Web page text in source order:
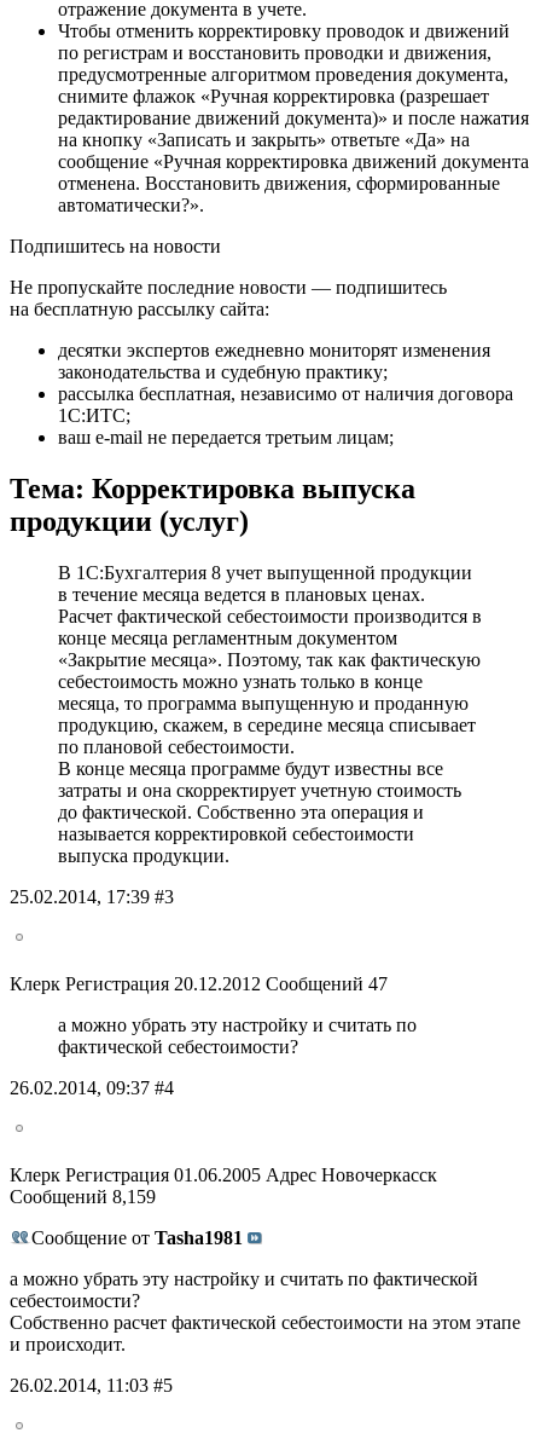
отражение документа в учете.
Чтобы отменить корректировку проводок и движений
по регистрам и восстановить проводки и движения,
предусмотренные алгоритмом проведения документа,
снимите флажок «Ручная корректировка (разрешает
редактирование движений документа)» и после нажатия
на кнопку «Записать и закрыть» ответьте «Да» на
сообщение «Ручная корректировка движений документа
отменена. Восстановить движения, сформированные
автоматически?».
Подпишитесь на новости
Не пропускайте последние новости — подпишитесь
на бесплатную рассылку сайта:
десятки экспертов ежедневно мониторят изменения
законодательства и судебную практику;
рассылка бесплатная, независимо от наличия договора
1С:ИТС;
ваш e-mail не передается третьим лицам;
Тема: Корректировка выпуска
продукции (услуг)
В 1С:Бухгалтерия 8 учет выпущенной продукции
в течение месяца ведется в плановых ценах.
Расчет фактической себестоимости производится в
конце месяца регламентным документом
«Закрытие месяца». Поэтому, так как фактическую
себестоимость можно узнать только в конце
месяца, то программа выпущенную и проданную
продукцию, скажем, в середине месяца списывает
по плановой себестоимости.
В конце месяца программе будут известны все
затраты и она скорректирует учетную стоимость
до фактической. Собственно эта операция и
называется корректировкой себестоимости
выпуска продукции.
25.02.2014, 17:39 #3
Клерк Регистрация 20.12.2012 Сообщений 47
а можно убрать эту настройку и считать по
фактической себестоимости?
26.02.2014, 09:37 #4
Клерк Регистрация 01.06.2005 Адрес Новочеркасск
Сообщений 8,159
Сообщение от Tasha1981
а можно убрать эту настройку и считать по фактической
себестоимости?
Собственно расчет фактической себестоимости на этом этапе
и происходит.
26.02.2014, 11:03 #5